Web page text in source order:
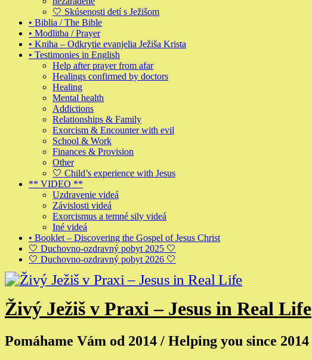
🤍 Skúsenosti detí s Ježišom
• Biblia / The Bible
• Modlitba / Prayer
• Kniha – Odkrytie evanjelia Ježiša Krista
• Testimonies in English
Help after prayer from afar
Healings confirmed by doctors
Healing
Mental health
Addictions
Relationships & Family
Exorcism & Encounter with evil
School & Work
Finances & Provision
Other
🤍 Child’s experience with Jesus
** VIDEO **
Uzdravenie videá
Závislosti videá
Exorcismus a temné sily videá
Iné videá
• Booklet – Discovering the Gospel of Jesus Christ
🤍 Duchovno-ozdravný pobyt 2025 🤍
🤍 Duchovno-ozdravný pobyt 2026 🤍
Živý Ježiš v Praxi – Jesus in Real Life
Pomáhame Vám od 2014 / Helping you since 2014